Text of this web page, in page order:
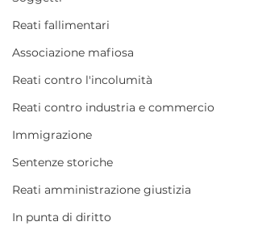
Reati fallimentari
Associazione mafiosa
Reati contro l'incolumità
Reati contro industria e commercio
Immigrazione
Sentenze storiche
Reati amministrazione giustizia
In punta di diritto